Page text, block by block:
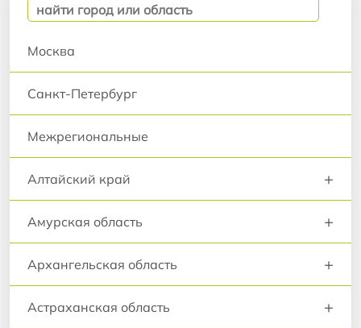
Москва
Санкт-Петербург
Межрегиональные
Алтайский край +
Амурская область +
Архангельская область +
Астраханская область +